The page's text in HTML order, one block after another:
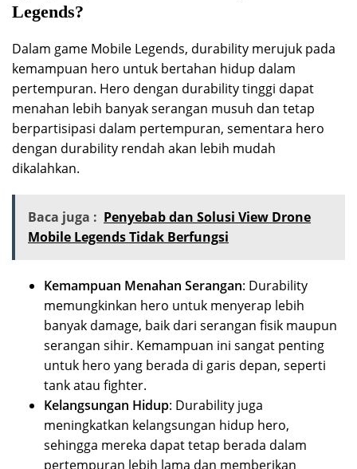
Legends?
Dalam game Mobile Legends, durability merujuk pada
kemampuan hero untuk bertahan hidup dalam
pertempuran. Hero dengan durability tinggi dapat
menahan lebih banyak serangan musuh dan tetap
berpartisipasi dalam pertempuran, sementara hero
dengan durability rendah akan lebih mudah
dikalahkan.
Baca juga : Penyebab dan Solusi View Drone
Mobile Legends Tidak Berfungsi
Kemampuan Menahan Serangan: Durability
memungkinkan hero untuk menyerap lebih
banyak damage, baik dari serangan fisik maupun
serangan sihir. Kemampuan ini sangat penting
untuk hero yang berada di garis depan, seperti
tank atau fighter.
Kelangsungan Hidup: Durability juga
meningkatkan kelangsungan hidup hero,
sehingga mereka dapat tetap berada dalam
pertempuran lebih lama dan memberikan